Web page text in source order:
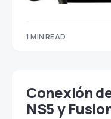
1 MIN READ
Conexión
NS5 y